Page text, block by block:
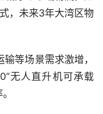
，未来3年大湾区物
等场景需求激增，
无人直升机可承载